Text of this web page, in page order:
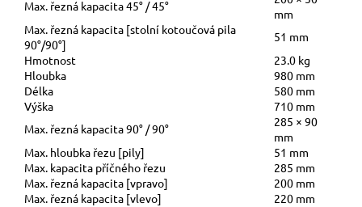
Max. řezná kapacita 45° / 45°
mm
Max. řezná kapacita [stolní kotoučová pila
90°/90°]
51 mm
Hmotnost
23.0 kg
Hloubka
980 mm
Délka
580 mm
Výška
710 mm
Max. řezná kapacita 90° / 90°
285 × 90
mm
Max. hloubka řezu [pily]
51 mm
Max. kapacita příčného řezu
285 mm
Max. řezná kapacita [vpravo]
200 mm
Max. řezná kapacita [vlevo]
220 mm